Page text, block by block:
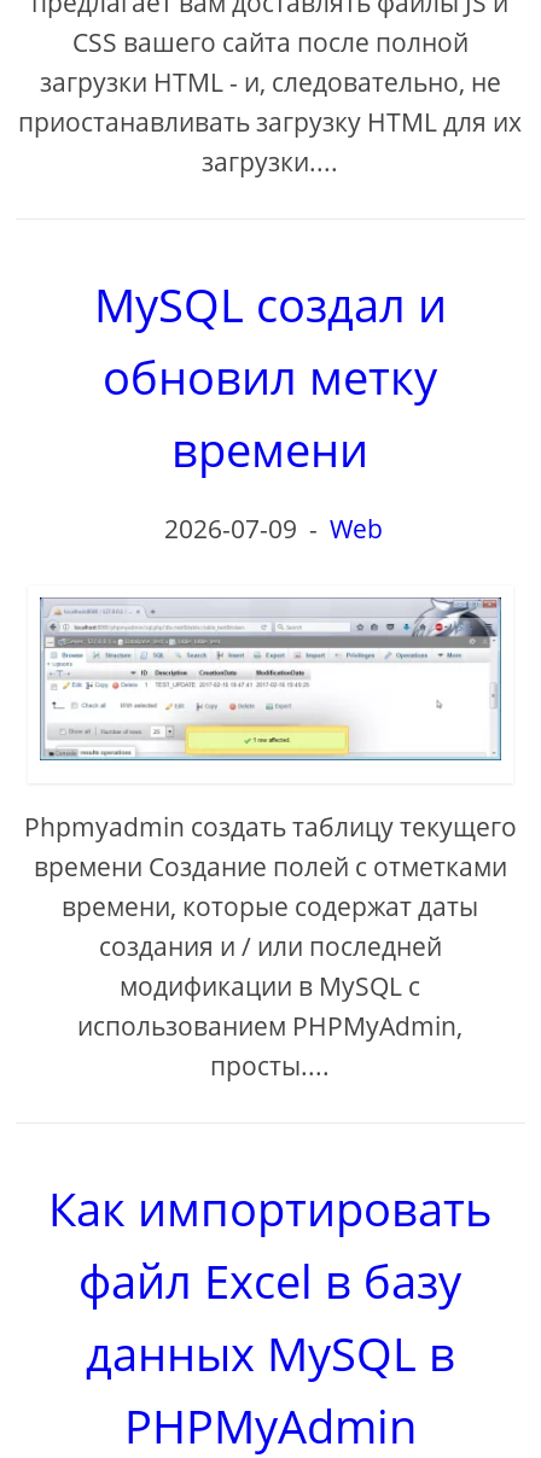
CSS вашего сайта после полной
загрузки HTML - и, следовательно, не
приостанавливать загрузку HTML для их
загрузки....
MySQL создал и
обновил метку
времени
2026-07-09 - Web
Phpmyadmin создать таблицу текущего
времени Создание полей с отметками
времени, которые содержат даты
создания и / или последней
модификации в MySQL с
использованием PHPMyAdmin,
просты....
Как импортировать
файл Excel в базу
данных MySQL в
PHPMyAdmin